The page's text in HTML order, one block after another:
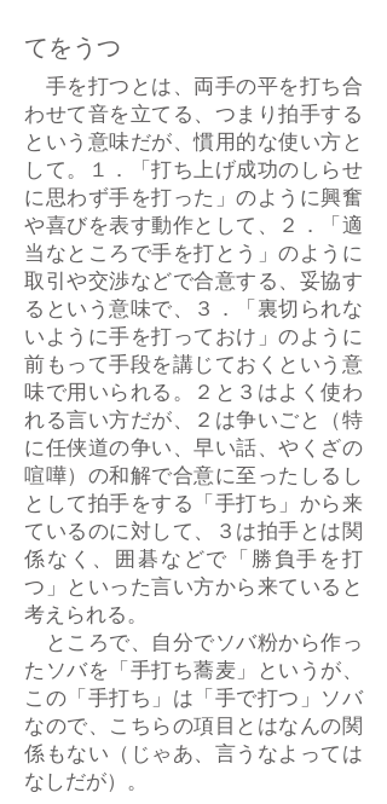
てをうつ
手を打つとは、両手の平を打ち合
わせて音を立てる、つまり拍手する
という意味だが、慣用的な使い方と
して。１．「打ち上げ成功のしらせ
に思わず手を打った」のように興奮
や喜びを表す動作として、２．「適
当なところで手を打とう」のように
取引や交渉などで合意する、妥協す
るという意味で、３．「裏切られな
いように手を打っておけ」のように
前もって手段を講じておくという意
味で用いられる。２と３はよく使わ
れる言い方だが、２は争いごと（特
に任侠道の争い、早い話、やくざの
喧嘩）の和解で合意に至ったしるし
として拍手をする「手打ち」から来
ているのに対して、３は拍手とは関
係なく、囲碁などで「勝負手を打
つ」といった言い方から来ていると
考えられる。
ところで、自分でソバ粉から作っ
たソバを「手打ち蕎麦」というが、
この「手打ち」は「手で打つ」ソバ
なので、こちらの項目とはなんの関
係もない（じゃあ、言うなよっては
なしだが）。